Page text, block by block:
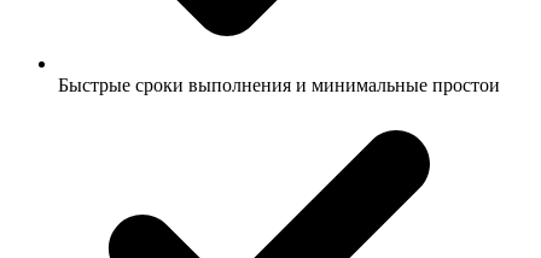
Быстрые сроки выполнения и минимальные простои